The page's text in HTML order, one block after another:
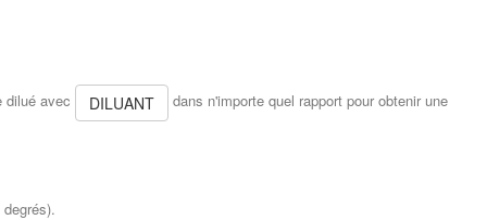
dilué avec DILUANT dans n'importe quel rapport pour obtenir une